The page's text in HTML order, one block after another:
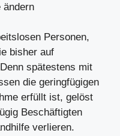
ändern
Personen,
bisher auf
spätestens mit
die geringfügigen
erfüllt ist, gelöst
Beschäftigten
verlieren.